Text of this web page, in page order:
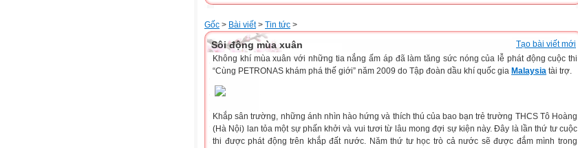
Gốc > Bài viết> Tin tức >
Tạo bài viết mới
Sôi động mùa xuân
Không khí mùa xuân với những tia nắng ấm áp đã làm tăng sức nóng của lễ phát động cuộc thi
“Cùng PETRONAS khám phá thế giới” năm 2009 do Tập đoàn dầu khí quốc gia Malaysia tài trợ.
Khắp sân trường, những ánh nhìn hào hứng và thích thú của bao bạn trẻ trường THCS Tô Hoàng
(Hà Nội) lan tỏa một sự phấn khởi và vui tươi từ lâu mong đợi sự kiện này. Đây là lần thứ tư cuộc
thi được phát động trên khắp đất nước. Năm thứ tư học trò cả nước sẽ được đắm mình trong